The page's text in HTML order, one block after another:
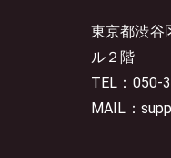
東京都渋谷
ル２階
TEL：050-
MAIL：